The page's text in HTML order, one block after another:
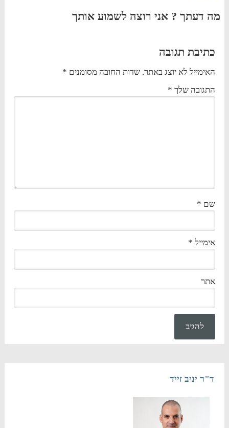
מה דעתך ? אני רוצה לשמוע אותך
כתיבת תגובה
האימייל לא יוצג באתר. שדות החובה מסומנים *
התגובה שלך *
שם *
אימייל *
אתר
ד"ר יניב זייד